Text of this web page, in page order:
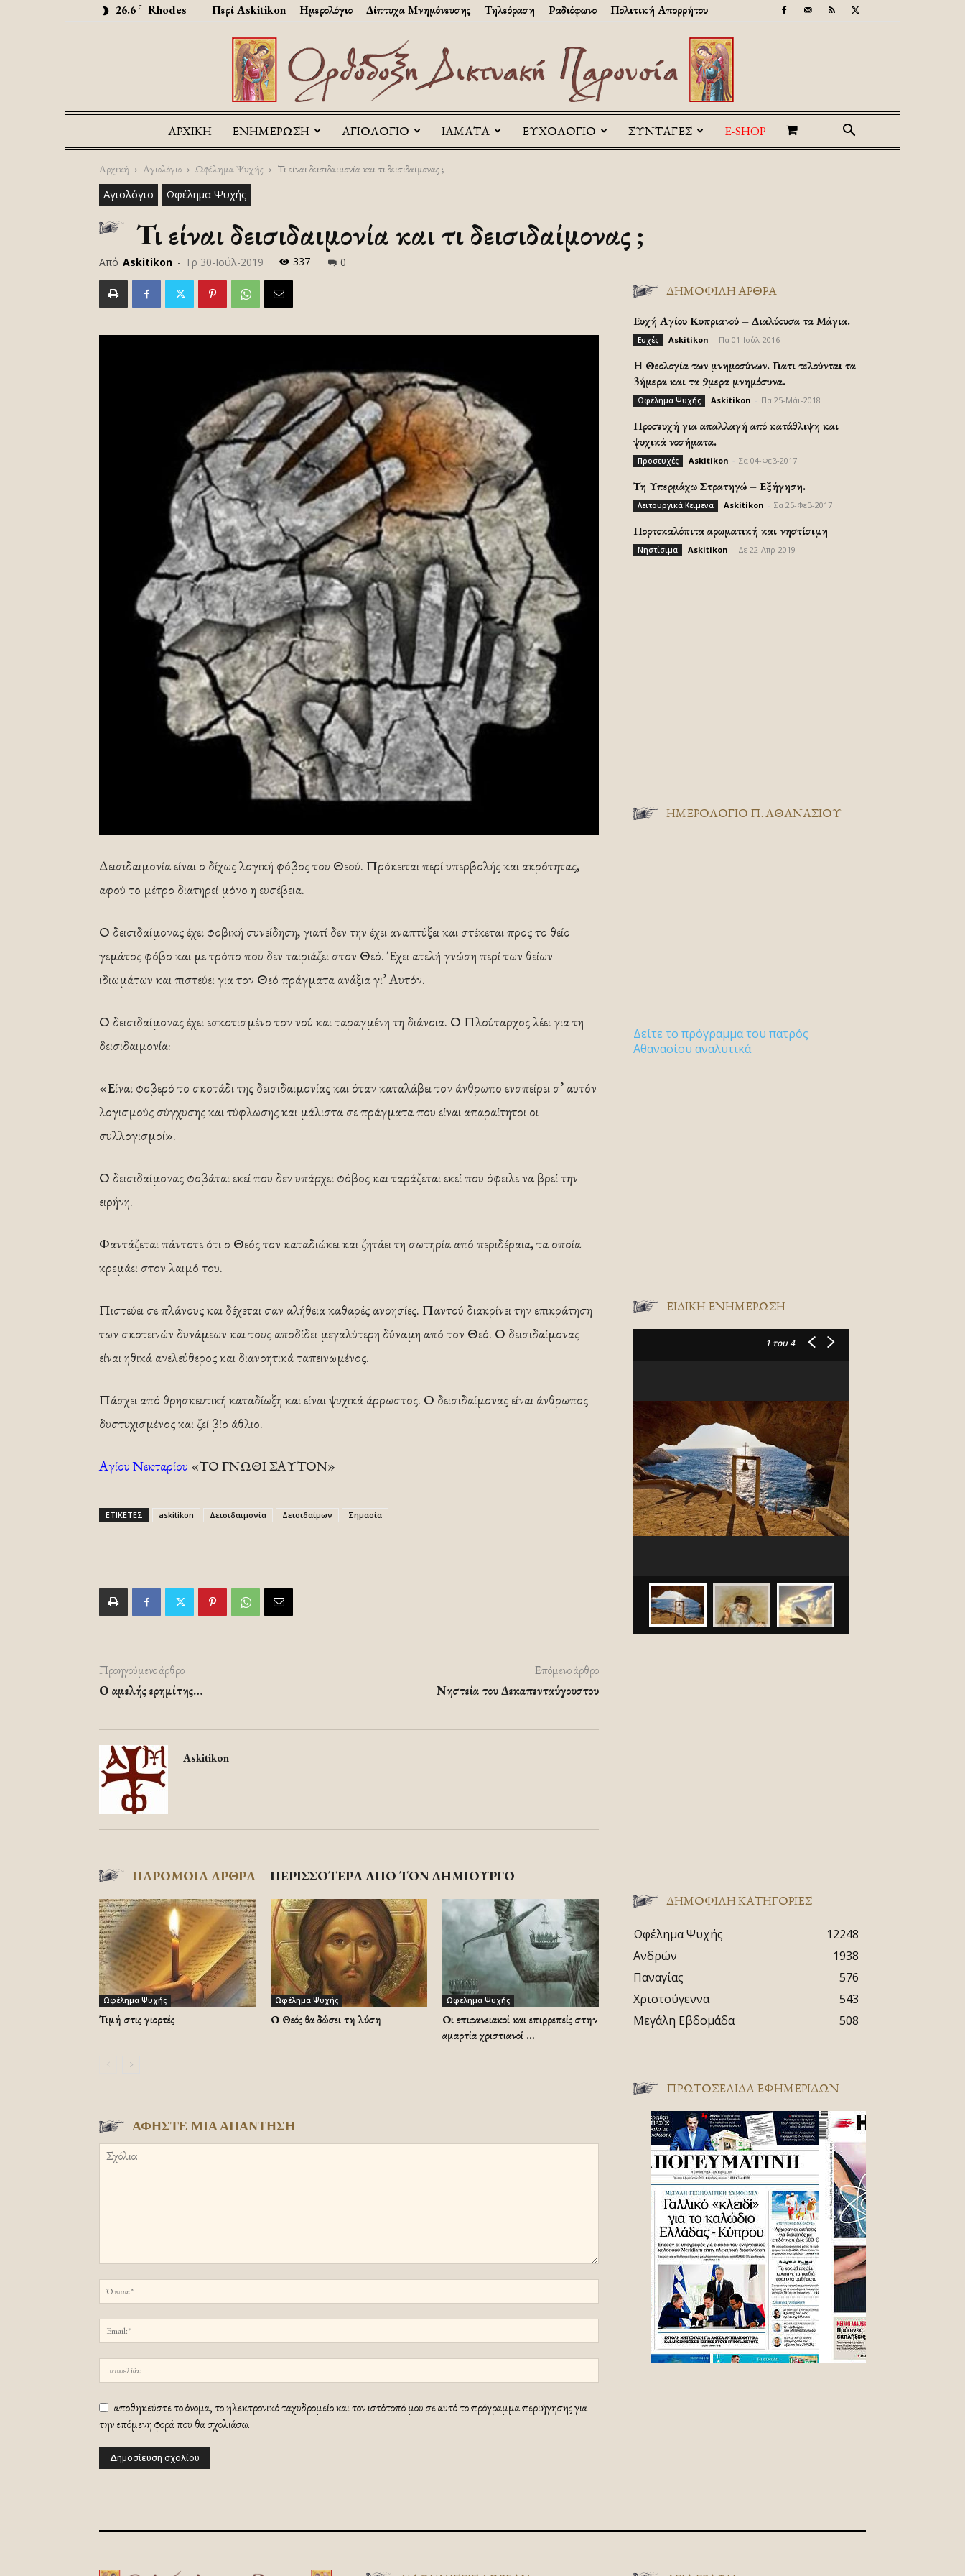
26.6 C Rhodes Περί Askitikon Ημερολόγιο Δίπτυχα Μνημόνευσης Τηλεόραση Ραδιόφωνο Πολιτική Απορρήτου
Askitikon
ΑΡΧΙΚΉ ΕΝΗΜΕΡΩΣΗ ΑΓΙΟΛΟΓΙΟ ΙΑΜΑΤΑ ΕΥΧΟΛΟΓΙΟ ΣΥΝΤΑΓΕΣ E-SHOP
Αρχική Αγιολόγιο Ωφέλημα Ψυχής Τι είναι δεισιδαιμονία και τι δεισιδαίμονας ;
Αγιολόγιο Ωφέλημα Ψυχής
Τι είναι δεισιδαιμονία και τι δεισιδαίμονας ;
Από Askitikon - Τρ 30-Ιούλ-2019 337 0
Δεισιδαιμονία είναι ο δίχως λογική φόβος του Θεού. Πρόκειται περί υπερβολής και ακρότητας,
αφού το μέτρο διατηρεί μόνο η ευσέβεια.
Ο δεισιδαίμονας έχει φοβική συνείδηση, γιατί δεν την έχει αναπτύξει και στέκεται προς το θείο
γεμάτος φόβο και με τρόπο που δεν ταιριάζει στον Θεό. Έχει ατελή γνώση περί των θείων
ιδιωμάτων και πιστεύει για τον Θεό πράγματα ανάξια γι’ Αυτόν.
Ο δεισιδαίμονας έχει εσκοτισμένο τον νού και ταραγμένη τη διάνοια. Ο Πλούταρχος λέει για τη
δεισιδαιμονία:
«Είναι φοβερό το σκοτάδι της δεισιδαιμονίας και όταν καταλάβει τον άνθρωπο ενσπείρει σ’ αυτόν
λογισμούς σύγχυσης και τύφλωσης και μάλιστα σε πράγματα που είναι απαραίτητοι οι
συλλογισμοί».
Ο δεισιδαίμονας φοβάται εκεί που δεν υπάρχει φόβος και ταράζεται εκεί που όφειλε να βρεί την
ειρήνη.
Φαντάζεται πάντοτε ότι ο Θεός τον καταδιώκει και ζητάει τη σωτηρία από περιδέραια, τα οποία
κρεμάει στον λαιμό του.
Πιστεύει σε πλάνους και δέχεται σαν αλήθεια καθαρές ανοησίες. Παντού διακρίνει την επικράτηση
των σκοτεινών δυνάμεων και τους αποδίδει μεγαλύτερη δύναμη από τον Θεό. Ο δεισιδαίμονας
είναι ηθικά ανελεύθερος και διανοητικά ταπεινωμένος.
Πάσχει από θρησκευτική καταδίωξη και είναι ψυχικά άρρωστος. Ο δεισιδαίμονας είναι άνθρωπος
δυστυχισμένος και ζεί βίο άθλιο.
Αγίου Νεκταρίου «ΤΟ ΓΝΩΘΙ ΣΑΥΤΟΝ»
ΕΤΙΚΕΤΕΣ askitikon Δεισιδαιμονία Δεισιδαίμων Σημασία
Προηγούμενο άρθρο
Ο αμελής ερημίτης…
Επόμενο άρθρο
Νηστεία του Δεκαπενταύγουστου
Askitikon
ΠΑΡΟΜΟΙΑ ΑΡΘΡΑ ΠΕΡΙΣΣΟΤΕΡΑ ΑΠΟ ΤΟΝ ΔΗΜΙΟΥΡΓΟ
Ωφέλημα Ψυχής
Τιμή στις γιορτές
Ωφέλημα Ψυχής
Ο Θεός θα δώσει τη λύση
Ωφέλημα Ψυχής
Οι επιφανειακοί και επιρρεπείς στην
αμαρτία χριστιανοί …
ΑΦΗΣΤΕ ΜΙΑ ΑΠΑΝΤΗΣΗ
αποθηκεύστε το όνομα, το ηλεκτρονικό ταχυδρομείο και τον ιστότοπό μου σε αυτό το πρόγραμμα περιήγησης για
την επόμενη φορά που θα σχολιάσω.
ΔΗΜΟΦΙΛΗ ΑΡΘΡΑ
Ευχή Αγίου Κυπριανού – Διαλύουσα τα Μάγια.
Ευχές Askitikon Πα 01-Ιούλ-2016
H Θεολογία των μνημοσύνων. Γιατι τελούνται τα
3ήμερα και τα 9μερα μνημόσυνα.
Ωφέλημα Ψυχής Askitikon Πα 25-Μάι-2018
Προσευχή για απαλλαγή από κατάθλιψη και
ψυχικά νοσήματα.
Προσευχές Askitikon Σα 04-Φεβ-2017
Τη Υπερμάχω Στρατηγώ – Εξήγηση.
Λειτουργικά Κείμενα Askitikon Σα 25-Φεβ-2017
Πορτοκαλόπιτα αρωματική και νηστίσιμη
Νηστίσιμα Askitikon Δε 22-Απρ-2019
ΗΜΕΡΟΛΟΓΙΟ Π. ΑΘΑΝΑΣΙΟΥ
Δείτε το πρόγραμμα του πατρός
Αθανασίου αναλυτικά
ΕΙΔΙΚΉ ΕΝΗΜΈΡΩΣΗ
1 του 4
ΔΗΜΟΦΙΛΗ ΚΑΤΗΓΟΡΙΕΣ
Ωφέλημα Ψυχής
12248
Ανδρών
1938
Παναγίας
576
Χριστούγεννα
543
Μεγάλη Εβδομάδα
508
ΠΡΩΤΟΣΈΛΙΔΑ ΕΦΗΜΕΡΊΔΩΝ